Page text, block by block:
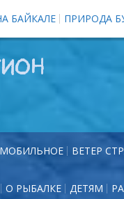
БАЙКАЛЕ ПРИРОДА
ВЕТЕР
О РЫБАЛКЕ ДЕТЯМ